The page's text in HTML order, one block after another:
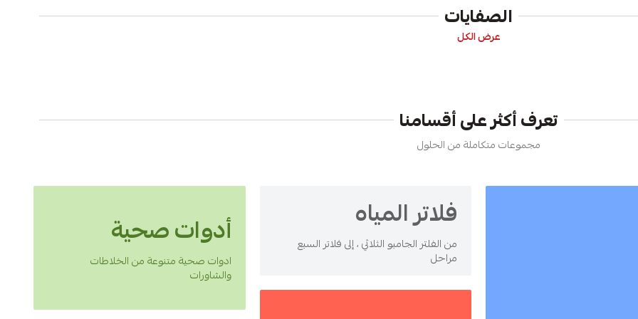
الصفايات
عرض الكل
تعرف أكثر على أقسامنا
مجموعات متكاملة من الحلول
فلاتر المياه
من الفلتر الجامبو الثلاثي ، إلى فلاتر السبع
مراحل
أدوات صحية
ادوات صحية متنوعة من الخلاطات
والشاورات